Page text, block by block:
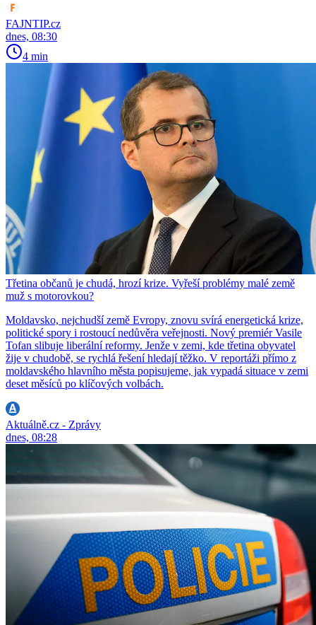
FAJNTIP.cz
dnes, 08:30
4 min
Třetina občanů je chudá, hrozí krize. Vyřeší problémy malé země
muž s motorovkou?
Moldavsko, nejchudší země Evropy, znovu svírá energetická krize,
politické spory i rostoucí nedůvěra veřejnosti. Nový premiér Vasile
Tofan slibuje liberální reformy. Jenže v zemi, kde třetina obyvatel
žije v chudobě, se rychlá řešení hledají těžko. V reportáži přímo z
moldavského hlavního města popisujeme, jak vypadá situace v zemi
deset měsíců po klíčových volbách.
Aktuálně.cz - Zprávy
dnes, 08:28